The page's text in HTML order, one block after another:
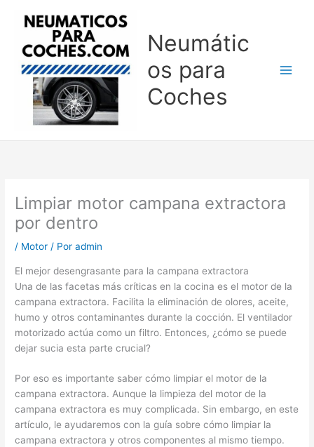
Neumátic
os para
Coches
Limpiar motor campana extractora
por dentro
/ Motor / Poradmin
El mejor desengrasante para la campana extractora
Una de las facetas más críticas en la cocina es el motor de la
campana extractora. Facilita la eliminación de olores, aceite,
humo y otros contaminantes durante la cocción. El ventilador
motorizado actúa como un filtro. Entonces, ¿cómo se puede
dejar sucia esta parte crucial?
Por eso es importante saber cómo limpiar el motor de la
campana extractora. Aunque la limpieza del motor de la
campana extractora es muy complicada. Sin embargo, en este
artículo, le ayudaremos con la guía sobre cómo limpiar la
campana extractora y otros componentes al mismo tiempo.